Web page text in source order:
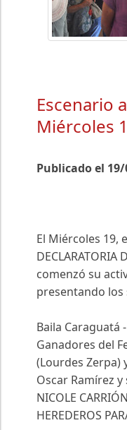
Escenario
Miércoles
Publicado el
El Miércoles 19,
DECLARATORIA
comenzó su
presentando los
Baila Caraguatá
Ganadores del
(Lourdes Zerpa)
Oscar Ramírez
NICOLE
HEREDEROS